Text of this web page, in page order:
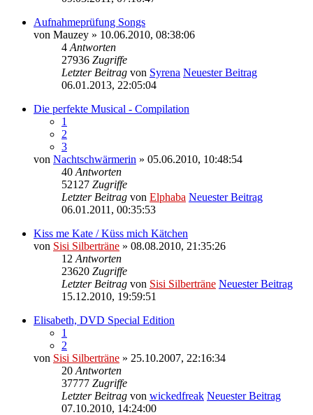
Aufnahmeprüfung Songs
von Mauzey » 10.06.2010, 08:38:06
4 Antworten
27936 Zugriffe
Letzter Beitrag von Syrena Neuester Beitrag
06.01.2013, 22:05:04
Die perfekte Musical - Compilation
1
2
3
von Nachtschwärmerin » 05.06.2010, 10:48:54
40 Antworten
52127 Zugriffe
Letzter Beitrag von Elphaba Neuester Beitrag
06.01.2011, 00:35:53
Kiss me Kate / Küss mich Kätchen
von Sisi Silberträne » 08.08.2010, 21:35:26
12 Antworten
23620 Zugriffe
Letzter Beitrag von Sisi Silberträne Neuester Beitrag
15.12.2010, 19:59:51
Elisabeth, DVD Special Edition
1
2
von Sisi Silberträne » 25.10.2007, 22:16:34
20 Antworten
37777 Zugriffe
Letzter Beitrag von wickedfreak Neuester Beitrag
07.10.2010, 14:24:00